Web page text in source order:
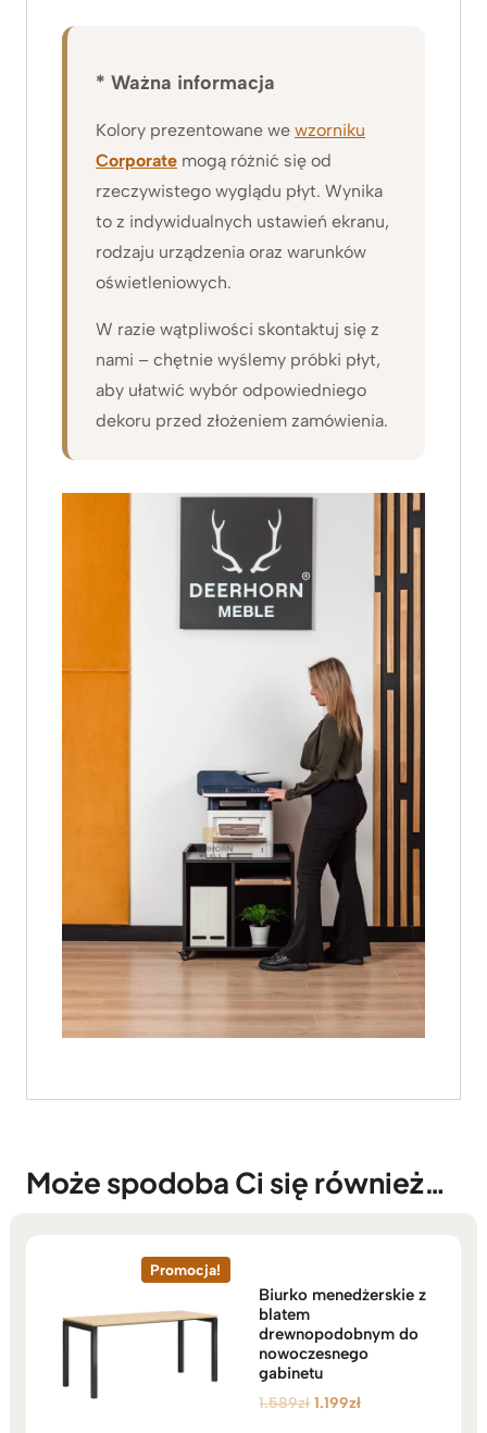
* Ważna informacja
Kolory prezentowane we wzorniku
Corporate mogą różnić się od
rzeczywistego wyglądu płyt. Wynika
to z indywidualnych ustawień ekranu,
rodzaju urządzenia oraz warunków
oświetleniowych.
W razie wątpliwości skontaktuj się z
nami – chętnie wyślemy próbki płyt,
aby ułatwić wybór odpowiedniego
dekoru przed złożeniem zamówienia.
Może spodoba Ci się również…
Promocja!
Biurko menedżerskie z
blatem
drewnopodobnym do
nowoczesnego
gabinetu
1.589zł Pierwotna
1.199złAktualna